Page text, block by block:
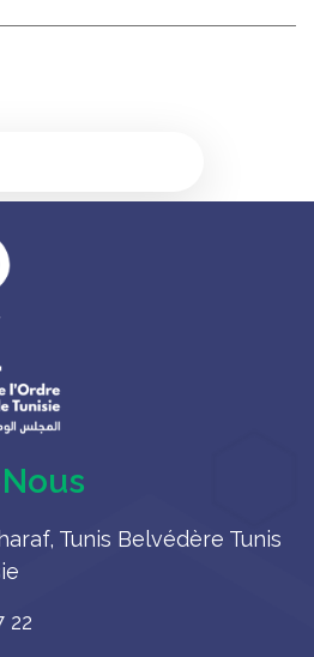
Tunis Belvédère Tunis
22